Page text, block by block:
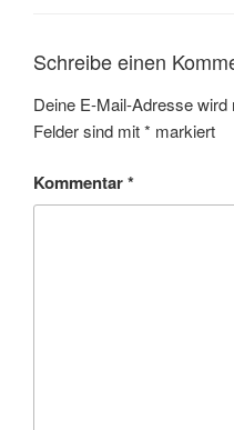
Schreibe einen
Deine E-Mail-Adresse wird
Felder sind mit* markiert
Kommentar*